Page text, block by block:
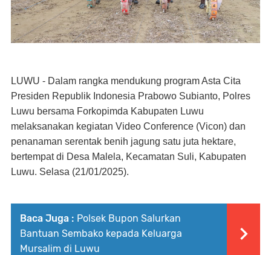
LUWU - Dalam rangka mendukung program Asta Cita
Presiden Republik Indonesia Prabowo Subianto, Polres
Luwu bersama Forkopimda Kabupaten Luwu
melaksanakan kegiatan Video Conference (Vicon) dan
penanaman serentak benih jagung satu juta hektare,
bertempat di Desa Malela, Kecamatan Suli, Kabupaten
Luwu. Selasa (21/01/2025).
Baca Juga : Polsek Bupon Salurkan
Bantuan Sembako kepada Keluarga
Mursalim di Luwu